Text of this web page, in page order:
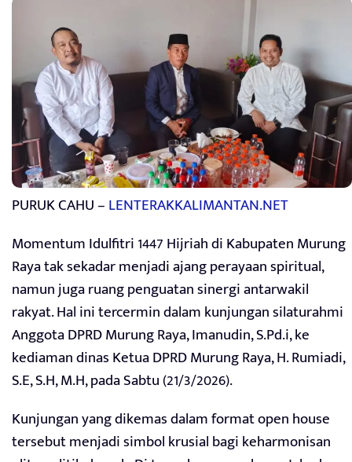
PURUK CAHU –LENTERAKKALIMANTAN.NET
Momentum Idulfitri 1447 Hijriah di Kabupaten Murung
Raya tak sekadar menjadi ajang perayaan spiritual,
namun juga ruang penguatan sinergi antarwakil
rakyat. Hal ini tercermin dalam kunjungan silaturahmi
Anggota DPRD Murung Raya, Imanudin, S.Pd.i, ke
kediaman dinas Ketua DPRD Murung Raya, H. Rumiadi,
S.E, S.H, M.H, pada Sabtu (21/3/2026).
Kunjungan yang dikemas dalam format open house
tersebut menjadi simbol krusial bagi keharmonisan